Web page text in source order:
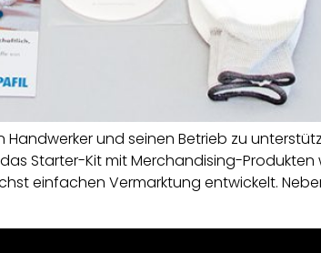
Handwerker und seinen Betrieb zu
Starter-Kit mit Merchandising-Produkten
einfachen Vermarktung entwickelt.